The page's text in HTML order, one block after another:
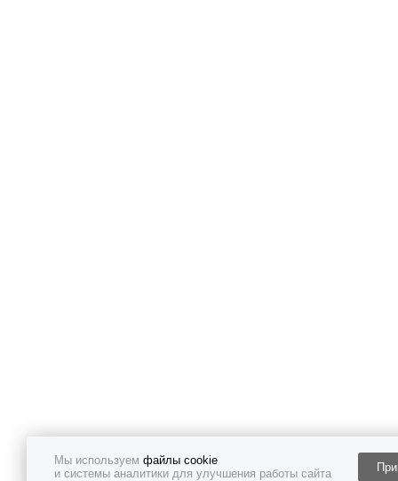
Мы используем файлы cookie
и системы аналитики для улучшения работы сайта